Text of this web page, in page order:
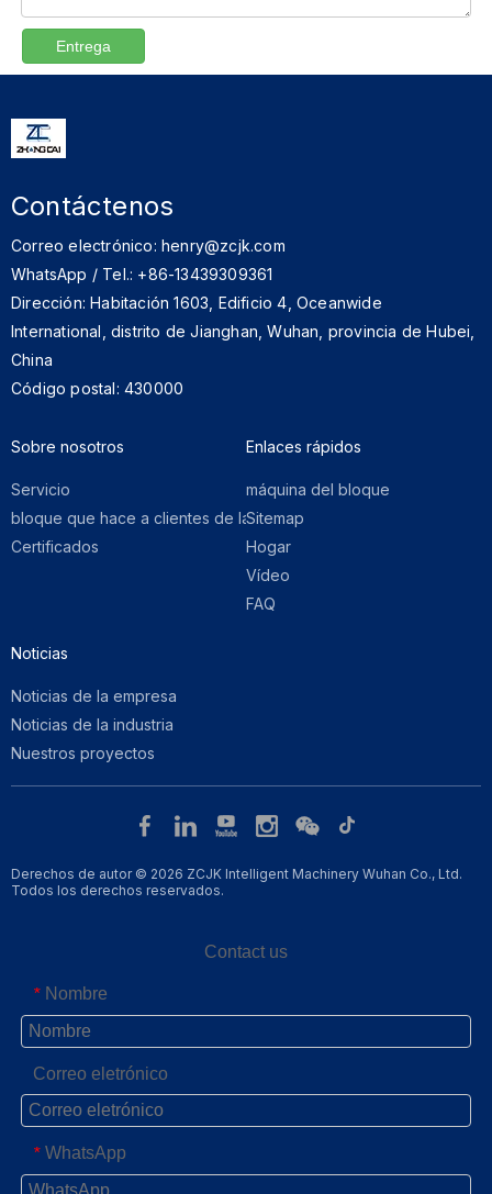
Entrega
Contáctenos
Correo electrónico: henry@zcjk.com
WhatsApp / Tel.: +86-13439309361
Dirección: Habitación 1603, Edificio 4, Oceanwide
International, distrito de Jianghan, Wuhan, provincia de Hubei,
China
Código postal: 430000
Sobre nosotros​​​​​​​
Servicio
bloque que hace a clientes de la máquina
Certificados
Enlaces rápidos​​​​​​​
máquina del bloque
Sitemap
Hogar
Vídeo
FAQ
Noticias
Noticias de la empresa
Noticias de la industria
Nuestros proyectos
Derechos de autor © 2026 ZCJK Intelligent Machinery Wuhan Co., Ltd.
Todos los derechos reservados.
Contact us
* Nombre
Correo eletrónico
* WhatsApp